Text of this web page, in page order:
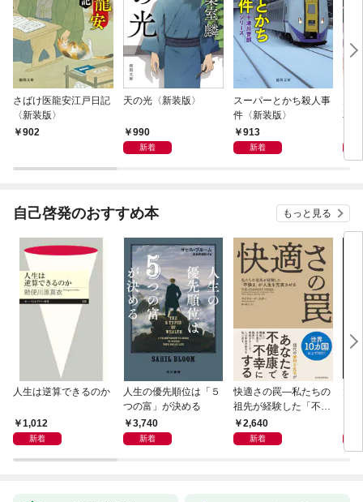
さばけ医龍安江戸日記
〈新装版〉
902
天の光〈新装版〉
990
新着
スーパーとかち殺人事
件〈新装版〉
913
新着
花
自己啓発のおすすめ本 もっと見る
人生は逆算できるのか
1,012
新着
人生の優先順位は「５
つの富」が決める
3,740
新着
快適さの罠―私たちの
祖先が経験した「不快
さ」が人生を充実させ
る
2,640
新着